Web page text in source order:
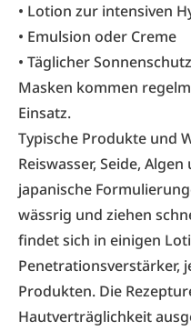
• Lotion zur intensiven
• Emulsion oder Creme
• Täglicher Sonnenschutz
Masken kommen
Einsatz.
Typische Produkte und
Reiswasser, Seide,
japanische
wässrig und ziehen
findet sich in einigen
Penetrationsverstärker,
Produkten. Die
Hautverträglichkeit